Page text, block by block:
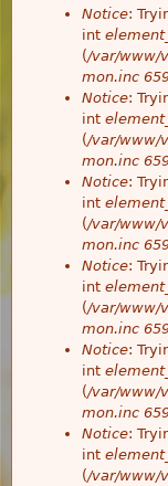
Notice:
int
(/var/www/
mon.inc
Notice:
int
(/var/www/
mon.inc
Notice:
int
(/var/www/
mon.inc
Notice:
int
(/var/www/
mon.inc
Notice:
int
(/var/www/
mon.inc
Notice:
int
(/var/www/